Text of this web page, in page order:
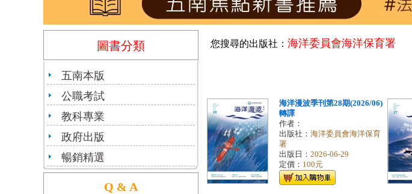
圖書分類
五南本版
公職考試
教科專業
政府出版
暢銷精選
Q & A
您搜尋的出版社： 海洋委員會海洋保育署
海洋漫波季刊第28期(2026/06)
轉譯
作者：
出版社： 海洋委員會海洋保育
署
出版日： 2026-06-29
定價： 100元